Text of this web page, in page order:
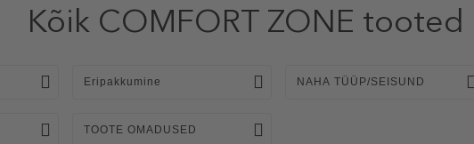
Kõik COMFORT ZONE tooted
Eripakkumine NAHA TÜÜP/SEISUND
TOOTE OMADUSED